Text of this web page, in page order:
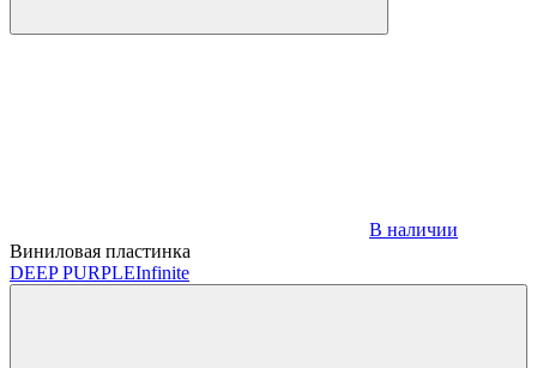
В наличии
Виниловая пластинка
DEEP PURPLEInfinite